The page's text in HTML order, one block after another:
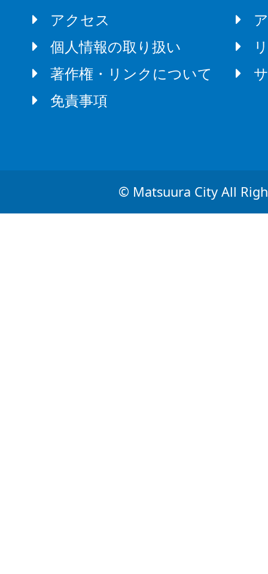
アクセス
個人情報の取り扱い
著作権・リンクについて
免責事項
© Matsuura City All